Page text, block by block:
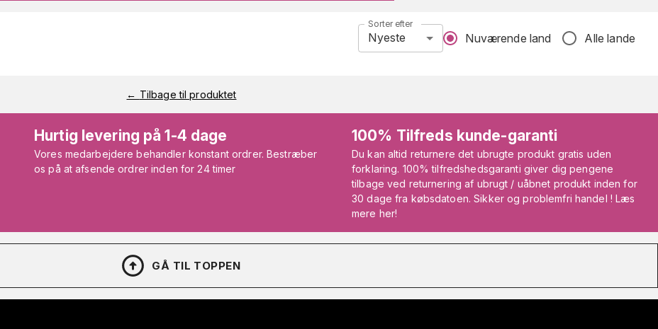
Sorter efter
Nyeste Nuværende land Alle lande
← Tilbage til produktet
Hurtig levering på 1-4 dage
Vores medarbejdere behandler konstant ordrer. Bestræber
os på at afsende ordrer inden for 24 timer
100% Tilfreds kunde-garanti
Du kan altid returnere det ubrugte produkt gratis uden
forklaring. 100% tilfredshedsgaranti giver dig pengene
tilbage ved returnering af ubrugt / uåbnet produkt inden for
30 dage fra købsdatoen. Sikker og problemfri handel ! Læs
mere her!
GÅ TIL TOPPEN